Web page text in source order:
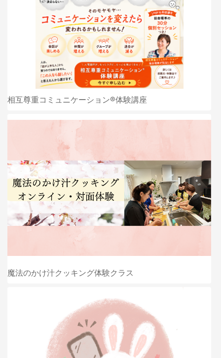
相互尊重コミュニケーション®︎体験講座
魔法のかけ汁クッキング体験クラス